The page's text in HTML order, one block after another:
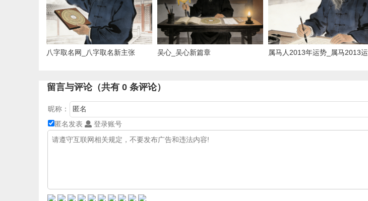
八字取名网_八字取名新主张 吴心_吴心新篇章
属马人2013年运势_属马2013运
留言与评论（共有 0 条评论）
昵称：
匿名发表
登录账号